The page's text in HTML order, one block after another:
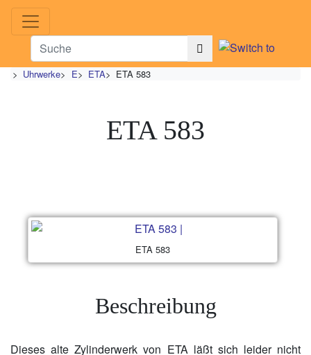
> Uhrwerke> E> ETA> ETA 583
ETA 583
ETA 583
Beschreibung
Dieses alte Zylinderwerk von ETA läßt sich leider nicht